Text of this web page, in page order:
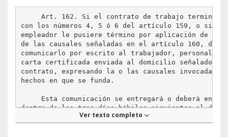
Art. 162. Si el contrato de trabajo termina
con los números 4, 5 ó 6 del artículo 159, o si el
empleador le pusiere término por aplicación de una
de las causales señaladas en el artículo 160,
comunicarlo por escrito al trabajador,
carta certificada enviada al domicilio señalado en
contrato, expresando la o las causales invocadas y
hechos en que se funda.
Esta comunicación se entregará o deberá
dentro de los tres días hábiles siguientes al de la
separación del trabajador. Si se tratare de la
señalada en el número 6 del artículo 159, el plazo
Ver texto completo